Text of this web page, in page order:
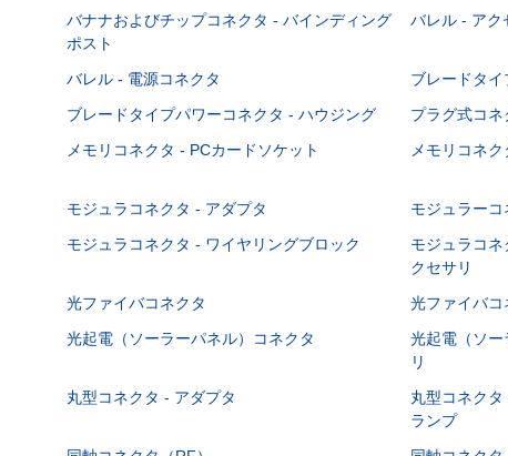
バナナおよびチップコネクタ - バインディング
ポスト
バレル - アク
バレル - 電源コネクタ ブレードタイ
ブレードタイプパワーコネクタ - ハウジング
プラグ式コネ
メモリコネクタ - PCカードソケット
メモリコネ
モジュラコネクタ - アダプタ モジュラー
モジュラコネクタ - ワイヤリングブロック
モジュラコ
クセサリ
光ファイバコネクタ 光ファイバコ
光起電（ソーラーパネル）コネクタ
光起電（ソ
リ
丸型コネクタ - アダプタ
丸型コネク
ランプ